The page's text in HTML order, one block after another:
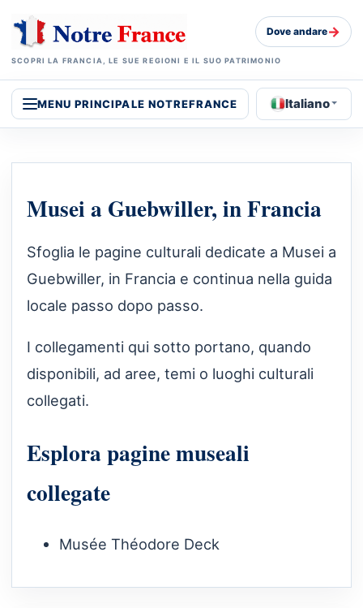
SCOPRI LA FRANCIA, LE SUE REGIONI E IL SUO PATRIMONIO
Dove andare→
MENU PRINCIPALE NOTREFRANCE Italiano
Musei a Guebwiller, in Francia
Sfoglia le pagine culturali dedicate a Musei a
Guebwiller, in Francia e continua nella guida
locale passo dopo passo.
I collegamenti qui sotto portano, quando
disponibili, ad aree, temi o luoghi culturali
collegati.
Esplora pagine museali
collegate
Musée Théodore Deck